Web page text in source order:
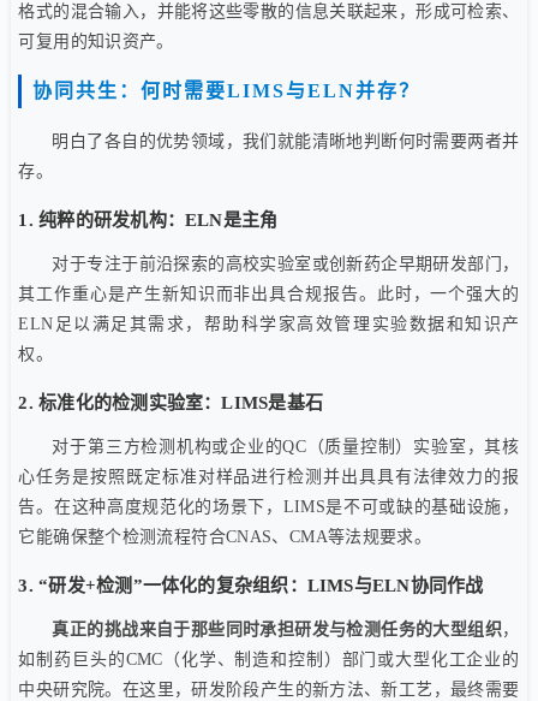
格式的混合输入，并能将这些零散的信息关联起来，形成可检索、
可复用的知识资产。
协同共生：何时需要LIMS与ELN并存？
明白了各自的优势领域，我们就能清晰地判断何时需要两者并
存。
1. 纯粹的研发机构：ELN是主角
对于专注于前沿探索的高校实验室或创新药企早期研发部门，
其工作重心是产生新知识而非出具合规报告。此时，一个强大的
ELN足以满足其需求，帮助科学家高效管理实验数据和知识产
权。
2. 标准化的检测实验室：LIMS是基石
对于第三方检测机构或企业的QC（质量控制）实验室，其核
心任务是按照既定标准对样品进行检测并出具具有法律效力的报
告。在这种高度规范化的场景下，LIMS是不可或缺的基础设施，
它能确保整个检测流程符合CNAS、CMA等法规要求。
3. “研发+检测”一体化的复杂组织：LIMS与ELN协同作战
真正的挑战来自于那些同时承担研发与检测任务的大型组织，
如制药巨头的CMC（化学、制造和控制）部门或大型化工企业的
中央研究院。在这里，研发阶段产生的新方法、新工艺，最终需要